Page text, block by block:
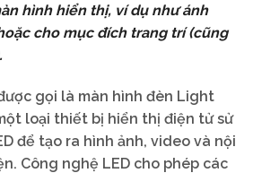
hình hiển thị, ví dụ như ánh
cho mục đích trang trí (cũng
gọi là màn hình đèn Light
loại thiết bị hiển thị điện tử sử
để tạo ra hình ảnh, video và nội
Công nghệ LED cho phép các